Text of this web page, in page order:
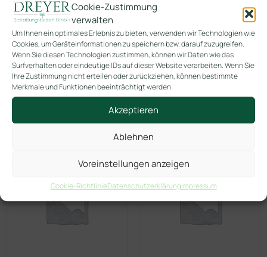
Cookie-Zustimmung
verwalten
Um Ihnen ein optimales Erlebnis zu bieten, verwenden wir Technologien wie
Cookies, um Geräteinformationen zu speichern bzw. darauf zuzugreifen.
Wenn Sie diesen Technologien zustimmen, können wir Daten wie das
Surfverhalten oder eindeutige IDs auf dieser Website verarbeiten. Wenn Sie
Ihre Zustimmung nicht erteilen oder zurückziehen, können bestimmte
Merkmale und Funktionen beeinträchtigt werden.
Akzeptieren
Ablehnen
Voreinstellungen anzeigen
Cookie-RichtlinieDatenschutzerklärungImpressum
In den Warenkorb
Ähnliche Produkte